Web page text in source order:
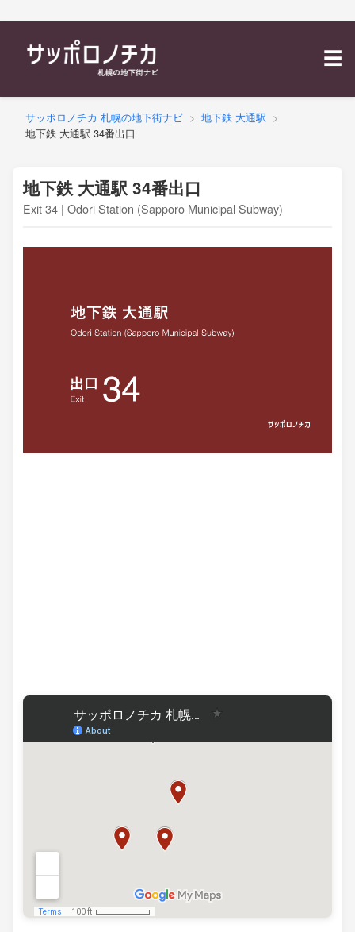
☰
テーマ別に探す
補完コンテンツ
マップを見る
サッポロノチカ 札幌の地下街ナビ
地下鉄 大通駅
地下鉄 大通駅 34番出口
地下鉄 大通駅 34番出口
Exit 34 | Odori Station (Sapporo Municipal Subway)